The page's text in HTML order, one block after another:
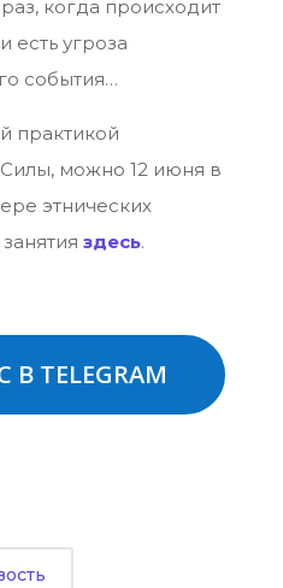
когда происходит
есть угроза
события…
практикой
можно 12 июня в
этнических
здесь.
TELEGRAM